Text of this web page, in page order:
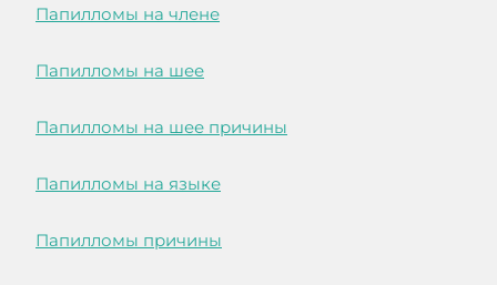
Папилломы на члене
Папилломы на шее
Папилломы на шее причины
Папилломы на языке
Папилломы причины